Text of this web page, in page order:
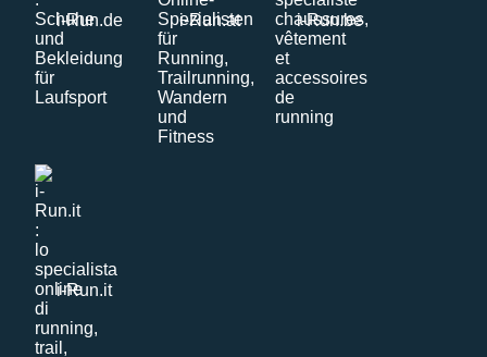
i-Run.de i-Run.at i-Run.be
i-Run.it